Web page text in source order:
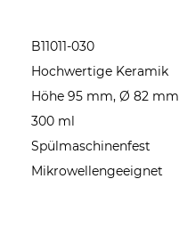
B11011-030
Hochwertige Keramik
Höhe 95 mm, Ø 82 mm
300 ml
Spülmaschinenfest
Mikrowellengeeignet